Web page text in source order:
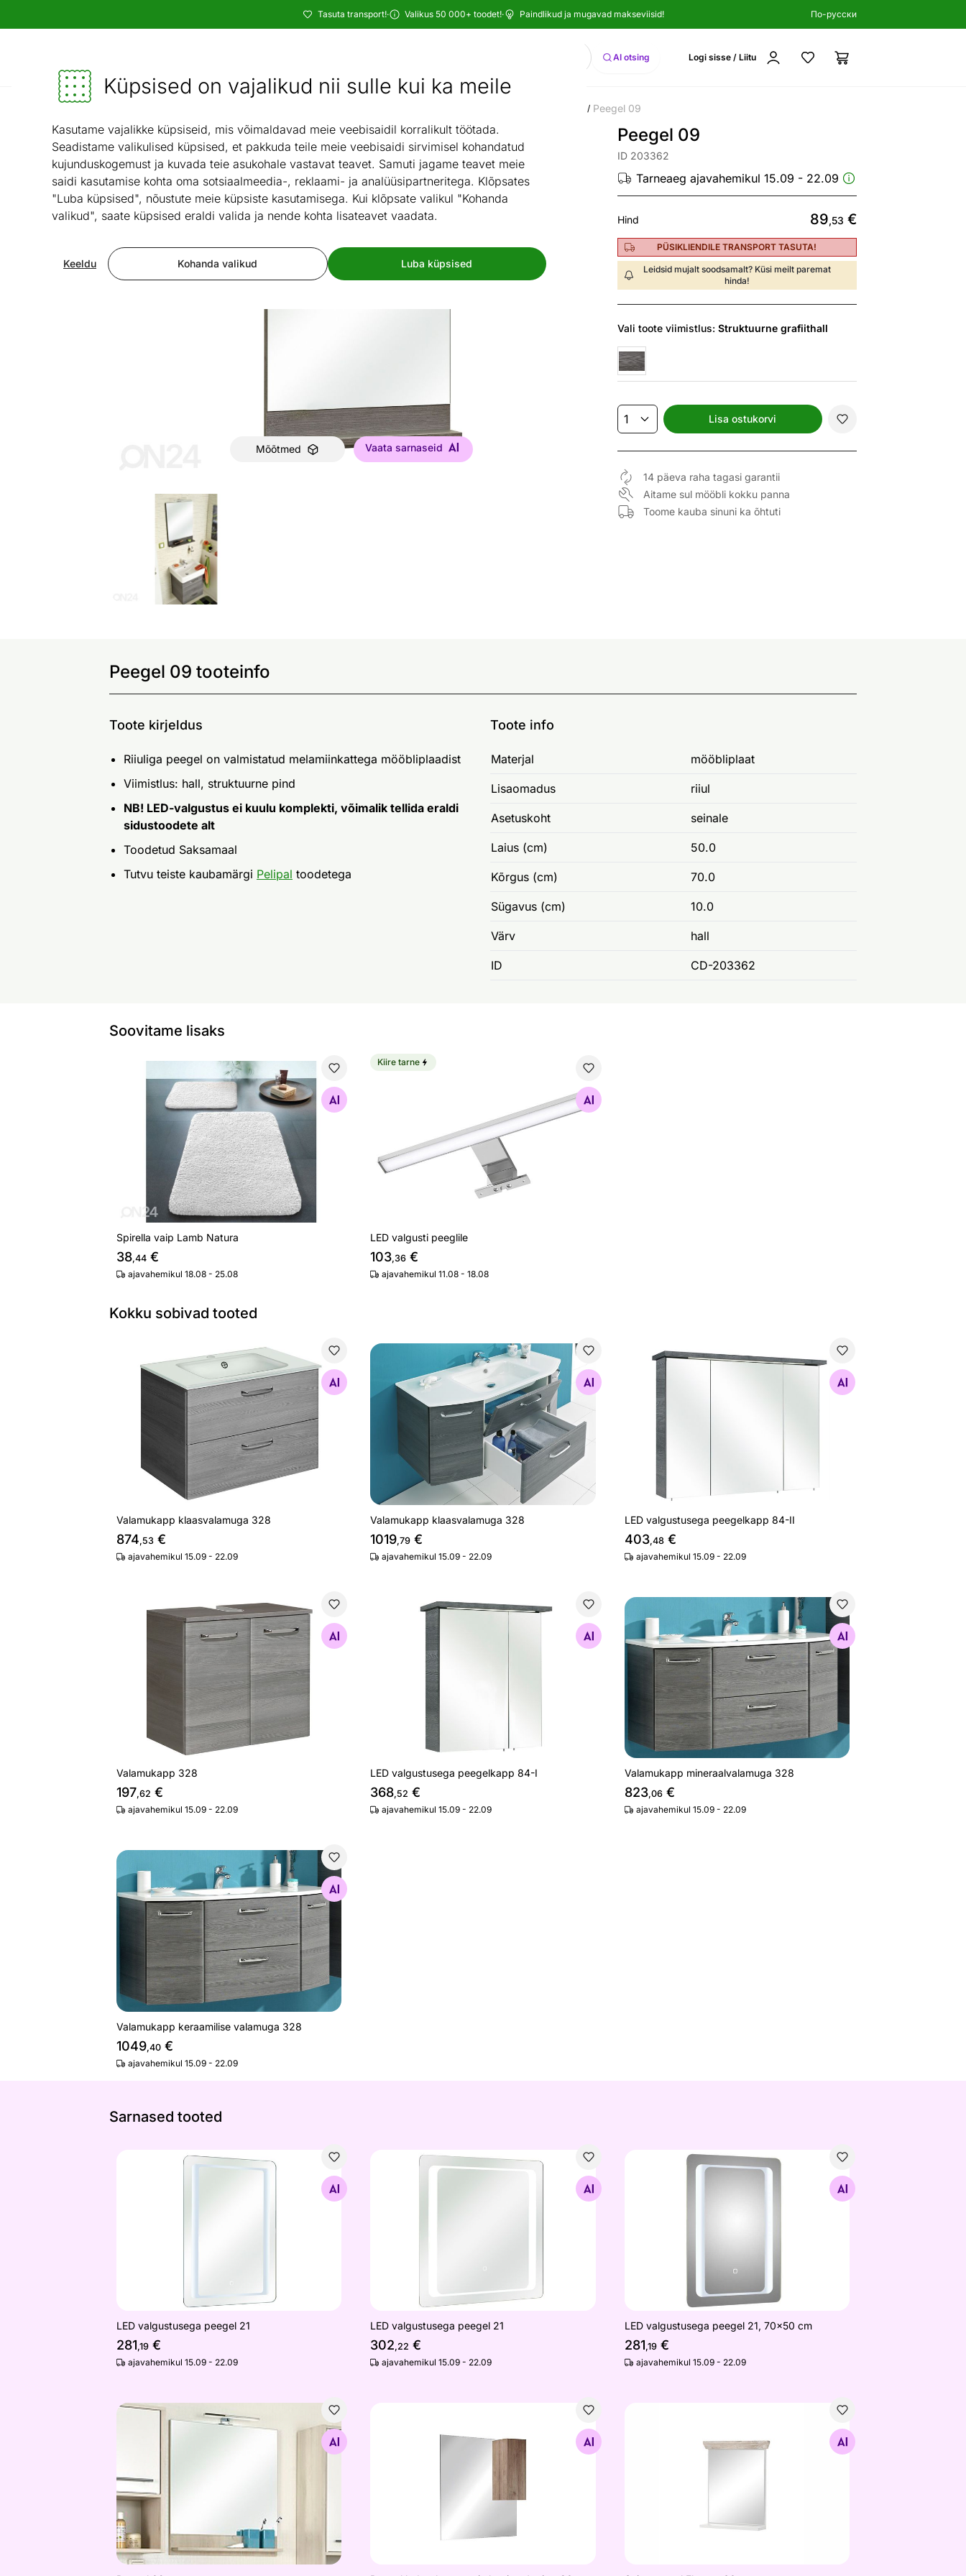
Küpsised on vajalikud nii sulle kui ka meile
Kasutame vajalikke küpsiseid, mis võimaldavad meie veebisaidil korralikult töötada.
Seadistame valikulised küpsised, et pakkuda teile meie veebisaidi sirvimisel kohandatud
kujunduskogemust ja kuvada teie asukohale vastavat teavet. Samuti jagame teavet meie
saidi kasutamise kohta oma sotsiaalmeedia-, reklaami- ja analüüsipartneritega. Klõpsates
"Luba küpsised", nõustute meie küpsiste kasutamisega. Kui klõpsate valikul "Kohanda
valikud", saate küpsised eraldi valida ja nende kohta lisateavet vaadata.
Kohanda valikud Luba küpsised
Keeldu
Tasuta transport!· Valikus 50 000+ toodet!· Paindlikud ja mugavad makseviisid! По-русски
Mööbel ja sisustus - ON24
Otsi AI otsing Logi sisse / Liitu
/ Peegel 09
Mõõtmed Vaata sarnaseid
Peegel 09
ID 203362
Tarneaeg ajavahemikul 15.09 - 22.09
Hind 89,53 €
PÜSIKLIENDILE TRANSPORT TASUTA!
Leidsid mujalt soodsamalt? Küsi meilt paremat
hinda!
Vali toote viimistlus: Struktuurne grafiithall
Lisa ostukorvi
14 päeva raha tagasi garantii
Aitame sul mööbli kokku panna
Toome kauba sinuni ka õhtuti
Peegel 09 tooteinfo
Toote kirjeldus
Riiuliga peegel on valmistatud melamiinkattega mööbliplaadist
Viimistlus: hall, struktuurne pind
NB! LED-valgustus ei kuulu komplekti, võimalik tellida eraldi
sidustoodete alt
Toodetud Saksamaal
Tutvu teiste kaubamärgi Pelipal toodetega
Toote info
Materjal mööbliplaat
Lisaomadus riiul
Asetuskoht seinale
Laius (cm) 50.0
Kõrgus (cm) 70.0
Sügavus (cm) 10.0
Värv hall
ID CD-203362
Soovitame lisaks
Spirella vaip Lamb Natura
Otsi sarnaseid
Spirella vaip Lamb Natura
38,44 €
ajavahemikul 18.08 - 25.08
Otsi sarnaseid
Kiire tarne
LED valgusti peeglile
103,36 €
ajavahemikul 11.08 - 18.08
Kokku sobivad tooted
Valamukapp klaasvalamuga 328
Otsi sarnaseid
Valamukapp klaasvalamuga 328
874,53 €
ajavahemikul 15.09 - 22.09
Valamukapp klaasvalamuga 328
Otsi sarnaseid
Valamukapp klaasvalamuga 328
1019,79 €
ajavahemikul 15.09 - 22.09
LED valgustusega peegelkapp 84-II
LED valgustusega peegelkapp 84-II
403,48€
ajavahemikul 15.09 - 22.09
Valamukapp 328
Otsi sarnaseid
Valamukapp 328
197,62 €
ajavahemikul 15.09 - 22.09
LED valgustusega peegelkapp 84-I
LED valgustusega peegelkapp 84-I
368,52 €
ajavahemikul 15.09 - 22.09
Valamukapp mineraalvalamuga 328
Otsi sarnaseid
Valamukapp mineraalvalamuga 328
823,06€
ajavahemikul 15.09 - 22.09
Valamukapp keraamilise valamuga 328
Otsi sarnaseid
Valamukapp keraamilise valamuga 328
1049,40 €
ajavahemikul 15.09 - 22.09
Sarnased tooted
LED valgustusega peegel 21
LED valgustusega peegel 21
281,19 €
ajavahemikul 15.09 - 22.09
LED valgustusega peegel 21
LED valgustusega peegel 21
302,22 €
ajavahemikul 15.09 - 22.09
LED valgustusega peegel 21, 70x50 cm
LED valgustusega peegel 21, 70x50 cm
281,19€
ajavahemikul 15.09 - 22.09
Peegel 09 Peegel led-valgustuse ja kapiga Jupiter 80 cm
Otsi sarnaseid